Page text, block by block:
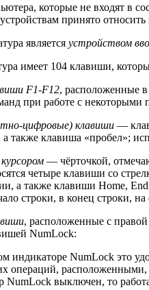
которые не входят в
принято
является устройством
имеет 104 клавиши,
F1-F12, расположенные
при работе с некоторыми
цифровые) клавиши —
также клавиша «пробел»;
— чёрточкой,
четыре клавиши со
а также клавиши Home,
строки, в конец строки,
, расположенные с
NumLock:
индикаторе NumLock это
операций, расположенными,
NumLock выключен, то